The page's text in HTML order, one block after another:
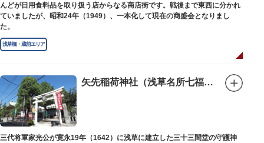
んどが日用食料品を取り扱う店からなる商店街です。戦後まで東西に分かれ
ていましたが、昭和24年（1949）、一本化して現在の商盛会となりまし
た。
浅草橋・蔵前エリア
矢先稲荷神社（浅草名所七福神 福禄寿）
三代将軍家光公が寛永19年（1642）に浅草に建立した三十三間堂の守護神